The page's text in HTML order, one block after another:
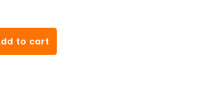
to cart